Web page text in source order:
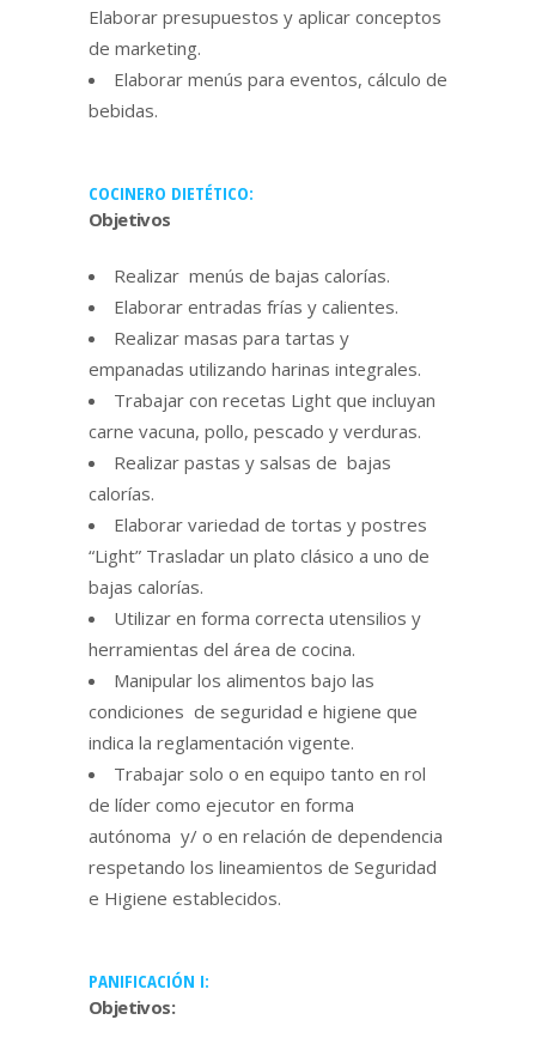
Elaborar presupuestos y aplicar conceptos
de marketing.
Elaborar menús para eventos, cálculo de
bebidas.
COCINERO DIETÉTICO:
Objetivos
Realizar menús de bajas calorías.
Elaborar entradas frías y calientes.
Realizar masas para tartas y
empanadas utilizando harinas integrales.
Trabajar con recetas Light que incluyan
carne vacuna, pollo, pescado y verduras.
Realizar pastas y salsas de bajas
calorías.
Elaborar variedad de tortas y postres
“Light” Trasladar un plato clásico a uno de
bajas calorías.
Utilizar en forma correcta utensilios y
herramientas del área de cocina.
Manipular los alimentos bajo las
condiciones de seguridad e higiene que
indica la reglamentación vigente.
Trabajar solo o en equipo tanto en rol
de líder como ejecutor en forma
autónoma y/ o en relación de dependencia
respetando los lineamientos de Seguridad
e Higiene establecidos.
PANIFICACIÓN I:
Objetivos: